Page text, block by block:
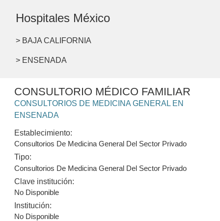
Hospitales México
> BAJA CALIFORNIA
> ENSENADA
CONSULTORIO MÉDICO FAMILIAR
CONSULTORIOS DE MEDICINA GENERAL EN
ENSENADA
Establecimiento:
Consultorios De Medicina General Del Sector Privado
Tipo:
Consultorios De Medicina General Del Sector Privado
Clave institución:
No Disponible
Institución:
No Disponible